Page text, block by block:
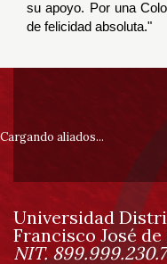
su apoyo. Por una
de felicidad absoluta."
pie
de
página
Cargando aliados...
Información
Universidad
Francisco José de
NIT. 899.999.230.7